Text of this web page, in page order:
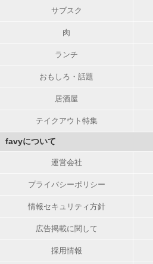
サブスク
肉
ランチ
おもしろ・話題
居酒屋
テイクアウト特集
favyについて
運営会社
プライバシーポリシー
情報セキュリティ方針
広告掲載に関して
採用情報